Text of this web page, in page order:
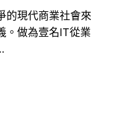
的現代商業社會來
。做為壹名IT從業